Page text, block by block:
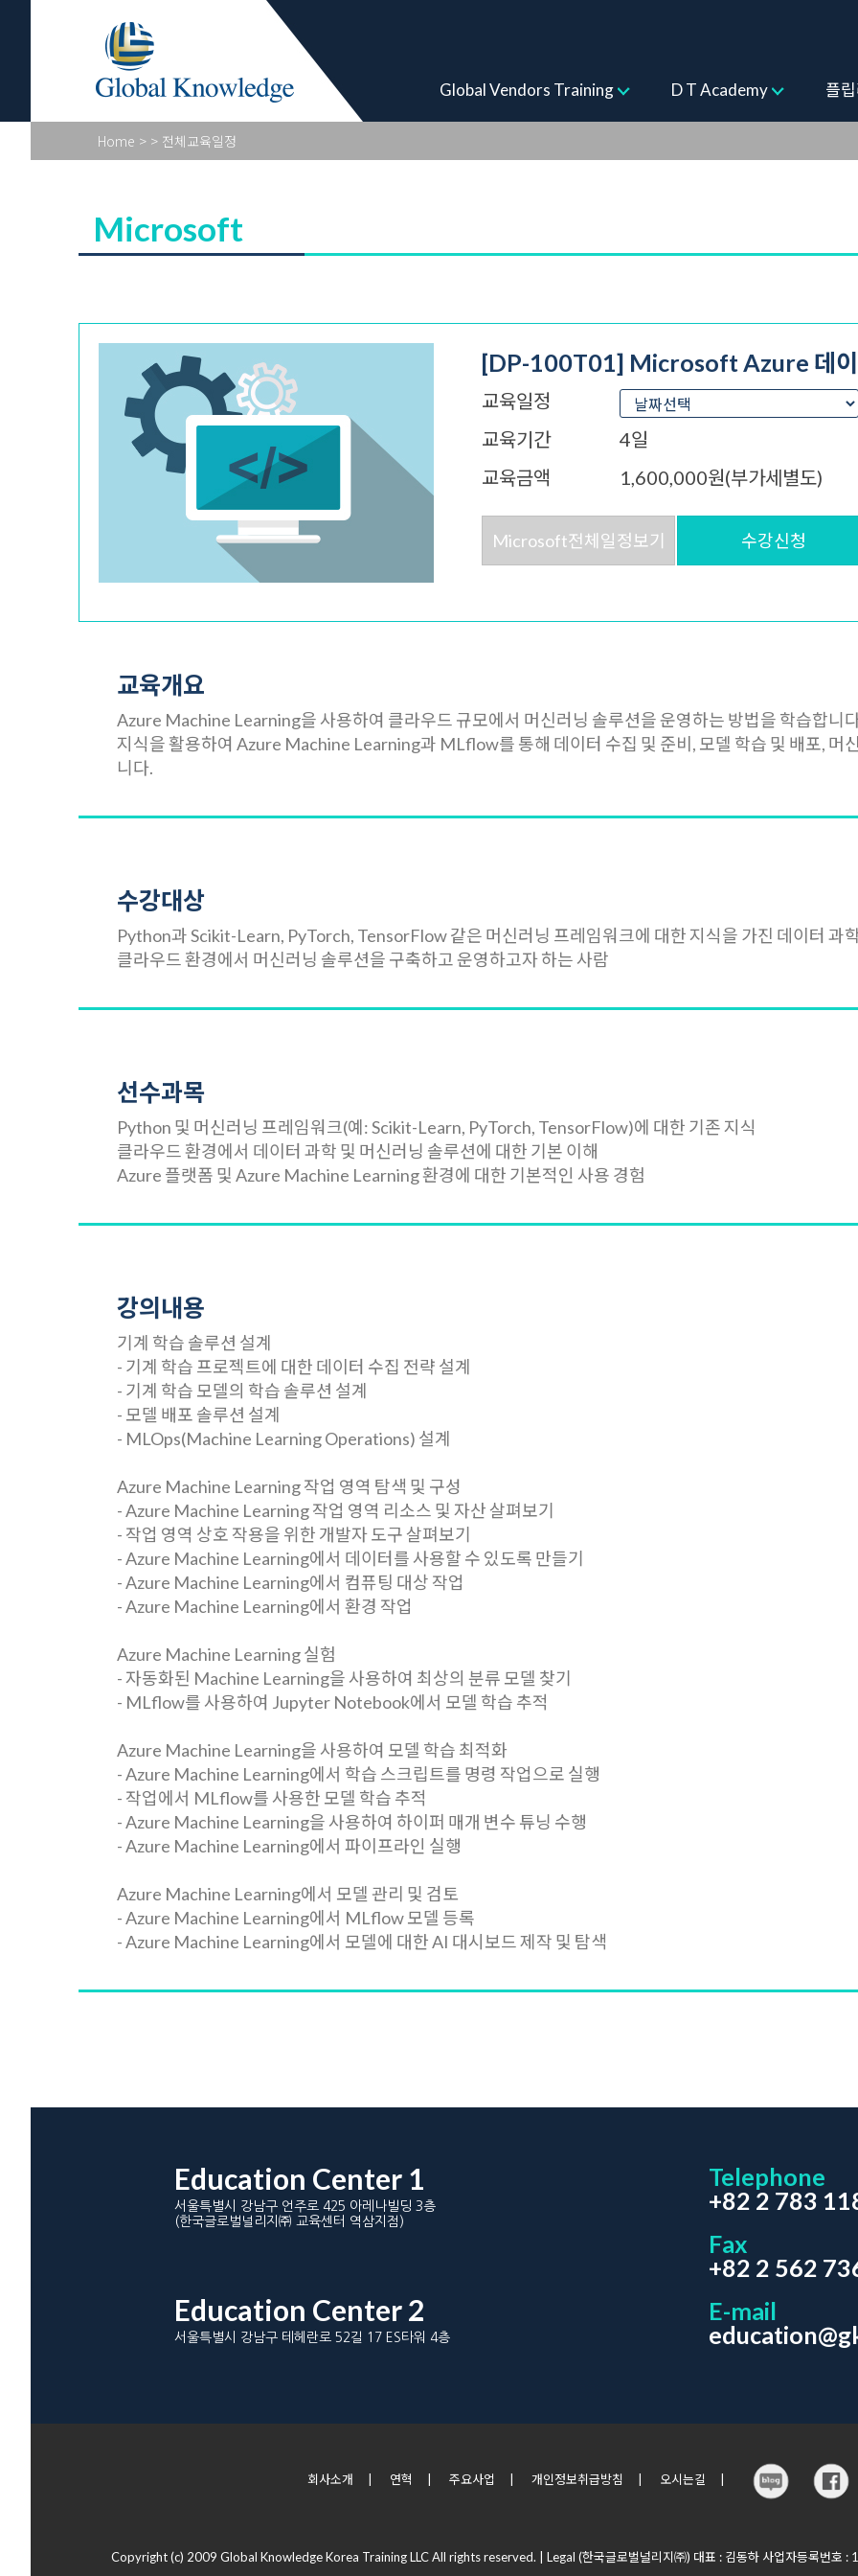
Global Vendors Training D T Academy 플
Global Vendors Training
Home > > 전체교육일정
Microsoft
[DP-100T01] Microsoft Azure 데이
교육일정
교육기간
4일
교육금액
1,600,000원(부가세별도)
Microsoft전체일정보기 수강신청
교육개요
Azure Machine Learning을 사용하여 클라우드 규모에서 머신러닝 솔루션을 운영하는 방법을 학습합니
지식을 활용하여 Azure Machine Learning과 MLflow를 통해 데이터 수집 및 준비, 모델 학습 및 배포, 머
니다.
수강대상
Python과 Scikit-Learn, PyTorch, TensorFlow 같은 머신러닝 프레임워크에 대한 지식을 가진 데이터 과
클라우드 환경에서 머신러닝 솔루션을 구축하고 운영하고자 하는 사람
선수과목
Python 및 머신러닝 프레임워크(예: Scikit-Learn, PyTorch, TensorFlow)에 대한 기존 지식
클라우드 환경에서 데이터 과학 및 머신러닝 솔루션에 대한 기본 이해
Azure 플랫폼 및 Azure Machine Learning 환경에 대한 기본적인 사용 경험
강의내용
기계 학습 솔루션 설계
- 기계 학습 프로젝트에 대한 데이터 수집 전략 설계
- 기계 학습 모델의 학습 솔루션 설계
- 모델 배포 솔루션 설계
- MLOps(Machine Learning Operations) 설계
Azure Machine Learning 작업 영역 탐색 및 구성
- Azure Machine Learning 작업 영역 리소스 및 자산 살펴보기
- 작업 영역 상호 작용을 위한 개발자 도구 살펴보기
- Azure Machine Learning에서 데이터를 사용할 수 있도록 만들기
- Azure Machine Learning에서 컴퓨팅 대상 작업
- Azure Machine Learning에서 환경 작업
Azure Machine Learning 실험
- 자동화된 Machine Learning을 사용하여 최상의 분류 모델 찾기
- MLflow를 사용하여 Jupyter Notebook에서 모델 학습 추적
Azure Machine Learning을 사용하여 모델 학습 최적화
- Azure Machine Learning에서 학습 스크립트를 명령 작업으로 실행
- 작업에서 MLflow를 사용한 모델 학습 추적
- Azure Machine Learning을 사용하여 하이퍼 매개 변수 튜닝 수행
- Azure Machine Learning에서 파이프라인 실행
Azure Machine Learning에서 모델 관리 및 검토
- Azure Machine Learning에서 MLflow 모델 등록
- Azure Machine Learning에서 모델에 대한 AI 대시보드 제작 및 탐색
Education Center 1
서울특별시 강남구 언주로 425 아레나빌딩 3층
(한국글로벌널리지㈜ 교육센터 역삼지점)
Education Center 2
서울특별시 강남구 테헤란로 52길 17 ES타워 4층
Telephone
+82 2 783
Fax
+82 2 562
E-mail
회사소개 연혁 주요사업 개인정보취급방침 오시는길
Copyright (c) 2009 Global Knowledge Korea Training LLC All rights reserved. | Legal (한국글로벌널리지㈜) 대표 : 김동하 사업자등록번